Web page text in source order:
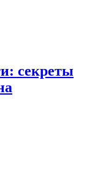
секреты